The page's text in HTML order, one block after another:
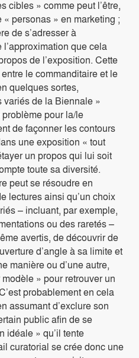
cibles » comme peut l’être,
personas » en marketing ;
de s’adresser à
l’approximation que cela
de l’exposition. Cette
le commanditaire et le
quelques sortes,
de la Biennale »
pour la/le
de façonner les contours
une exposition « tout
un propos qui lui soit
toute sa diversité.
peut se résoudre en
lectures ainsi qu’un choix
– incluant, par exemple,
ou des raretés –
avertis, de découvrir de
d’angle à sa limite et
manière ou d’une autre,
» pour retrouver un
probablement en cela
assumant d’exclure son
public afin de se
idéale » qu’il tente
curatorial se crée donc une